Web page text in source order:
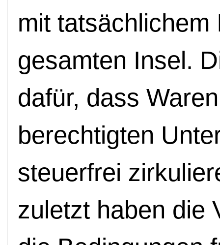
mit tatsächlichem
gesamten Insel.
dafür, dass
berechtigten
steuerfrei
zuletzt haben die